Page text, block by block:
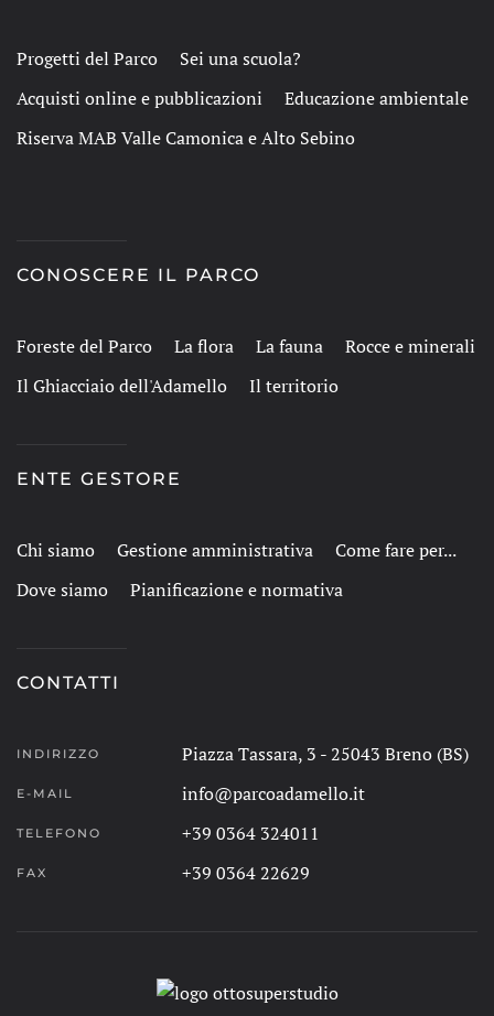
Progetti del Parco
Sei una scuola?
Acquisti online e pubblicazioni
Educazione ambientale
Riserva MAB Valle Camonica e Alto Sebino
CONOSCERE IL PARCO
Foreste del Parco La flora La fauna
Rocce e minerali
Il Ghiacciaio dell'Adamello
Il territorio
ENTE GESTORE
Chi siamo Gestione amministrativa
Come fare per...
Dove siamo
Pianificazione e normativa
CONTATTI
INDIRIZZO Piazza Tassara, 3 - 25043 Breno (BS)
E-MAIL info@parcoadamello.it
TELEFONO +39 0364 324011
FAX +39 0364 22629